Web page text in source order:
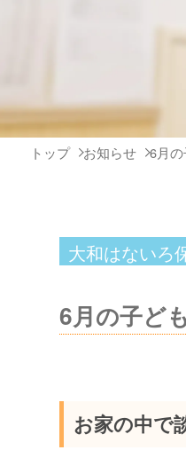
トップ お知らせ 6月
大和はないろ
6月の子ど
お家の中で